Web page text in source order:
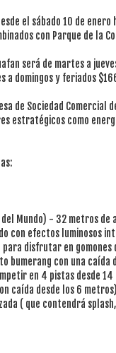
el sábado 10 de
con Parque de la
será de martes a
a domingos y feriados
de Sociedad
estratégicos como
del Mundo) - 32 metros
con efectos luminosos
disfrutar en gomones
bumerang con una caída
en 4 pistas desde
caída desde los 6 metros)
( que contendrá